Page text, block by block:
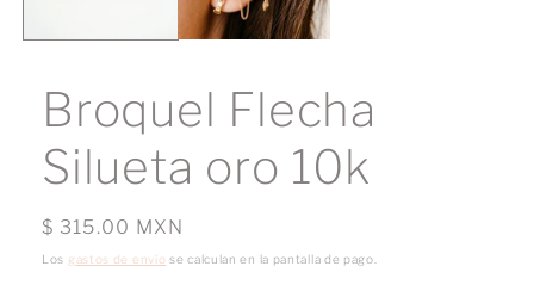
Broquel Flecha
Silueta oro 10k
Precio
habitual
$ 315.00 MXN
Los gastos de envío se calculan en la pantalla de pago.